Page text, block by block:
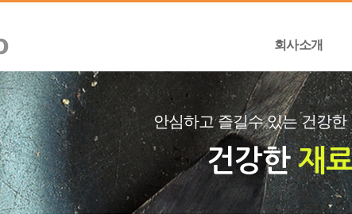
회사소개
안심하고 즐길수 있는 건강
건강한재